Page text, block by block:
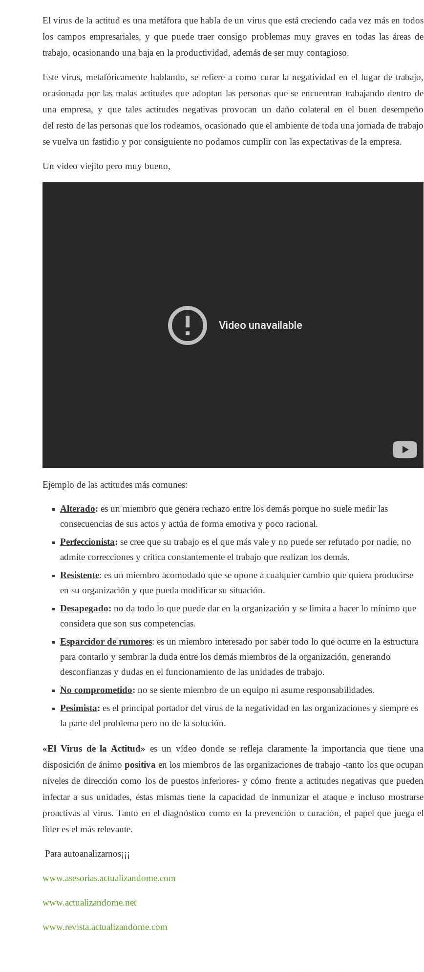
El virus de la actitud es una metáfora que habla de un virus que está creciendo cada vez más en todos
los campos empresariales, y que puede traer consigo problemas muy graves en todas las áreas de
trabajo, ocasionando una baja en la productividad, además de ser muy contagioso.
Este virus, metafóricamente hablando, se refiere a como curar la negatividad en el lugar de trabajo,
ocasionada por las malas actitudes que adoptan las personas que se encuentran trabajando dentro de
una empresa, y que tales actitudesnegativas provocan un daño colateral en el buen desempeño
delresto de las personas que los rodeamos, ocasionado que el ambiente de toda una jornada de trabajo
se vuelva un fastidio y por consiguiente no podamos cumplir con las expectativas de la empresa.
Un video viejito pero muy bueno,
Ejemplo de las actitudes más comunes:
Alterado: es un miembro que genera rechazo entre los demás porque no suele medir las
consecuencias de sus actos y actúa de forma emotiva y poco racional.
Perfeccionista: se cree que su trabajo es el que más vale y no puede ser refutado por nadie, no
admite correcciones y critica constantemente el trabajo que realizan los demás.
Resistente: es un miembro acomodado que se opone a cualquier cambio que quiera producirse
en su organización y que pueda modificar su situación.
Desapegado: no da todo lo que puede dar en la organización y se limita a hacer lo mínimo que
considera que son sus competencias.
Esparcidor de rumores: es un miembro interesado por saber todo lo que ocurre en la estructura
para contarlo y sembrar la duda entre los demás miembros de la organización, generando
desconfianzas y dudas en el funcionamiento de las unidades de trabajo.
No comprometido: no se siente miembro de un equipo ni asume responsabilidades.
Pesimista: es el principal portador del virus de la negatividad en las organizaciones y siempre es
la parte del problema pero no de la solución.
«El Virus de la Actitud» es un vídeo donde se refleja claramente la importancia que tiene una
disposición de ánimopositiva en los miembros de las organizaciones de trabajo -tanto los que ocupan
niveles de dirección como los de puestos inferiores- y cómo frente a actitudes negativas que pueden
infectar a sus unidades, éstas mismas tiene la capacidad de inmunizar el ataque e incluso mostrarse
proactivas al virus. Tanto en el diagnóstico como en la prevención o curación, el papel que juega el
líder es el más relevante.
Para autoanalizarnos¡¡¡
www.asesorias.actualizandome.com
www.actualizandome.net
www.revista.actualizandome.com